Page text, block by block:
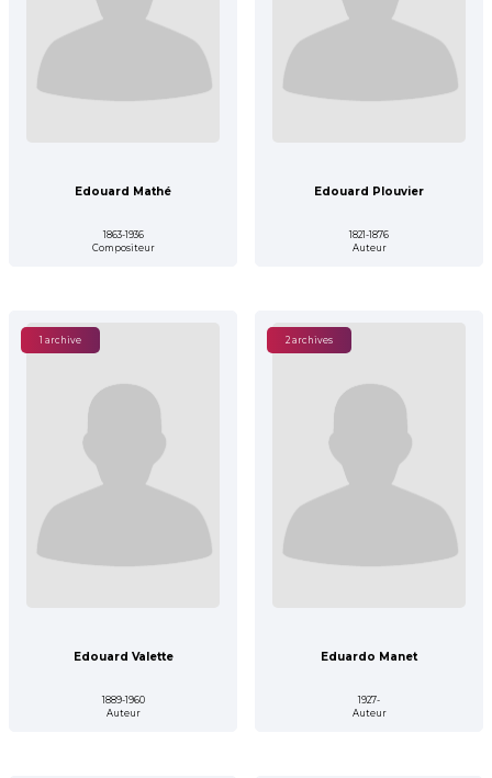
Edouard Mathé
1863-1936
Compositeur
Edouard Plouvier
1821-1876
Auteur
1 archive
Edouard Valette
1889-1960
Auteur
2 archives
Eduardo Manet
1927-
Auteur